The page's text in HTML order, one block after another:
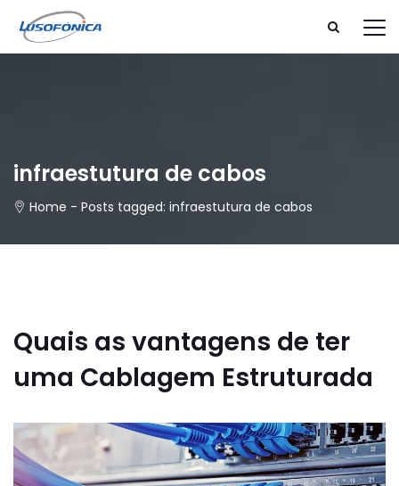
infraestutura de cabos
Home - Posts tagged: infraestutura de cabos
Quais as vantagens de ter
uma Cablagem Estruturada